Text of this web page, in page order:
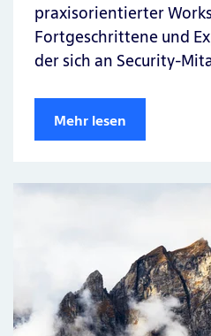
praxisorientierter
Fortgeschrittene und
der sich an Security-
Mehr lesen